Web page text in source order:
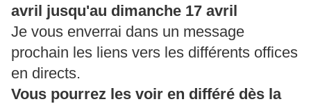
avril jusqu'au dimanche 17 avril
Je vous enverrai dans un message
prochain les liens vers les différents offices
en directs.
Vous pourrez les voir en différé dès la